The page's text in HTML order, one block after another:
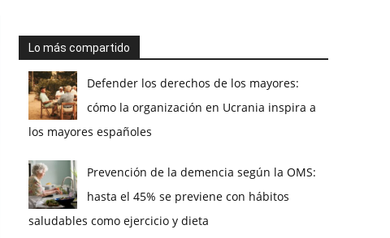
Lo más compartido
Defender los derechos de los mayores:
cómo la organización en Ucrania inspira a
los mayores españoles
Prevención de la demencia según la OMS:
hasta el 45% se previene con hábitos
saludables como ejercicio y dieta